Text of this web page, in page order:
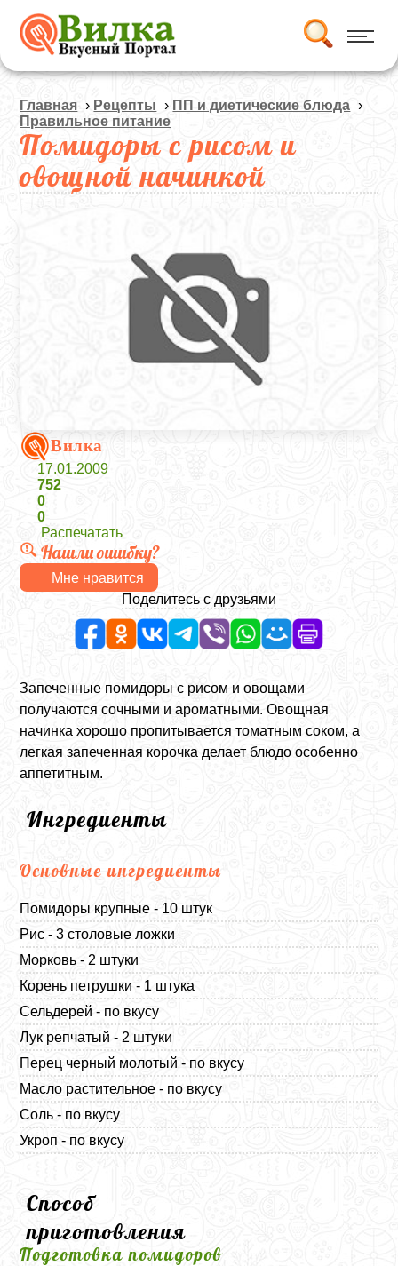
Главная › Рецепты › ПП и диетические блюда ›
Правильное питание
Помидоры с рисом и
овощной начинкой
Вилка
17.01.2009
752
0
0
Распечатать
Нашли ошибку?
Мне нравится
Поделитесь с друзьями
Запеченные помидоры с рисом и овощами
получаются сочными и ароматными. Овощная
начинка хорошо пропитывается томатным соком, а
легкая запеченная корочка делает блюдо особенно
аппетитным.
Ингредиенты
Основные ингредиенты
Помидоры крупные - 10 штук
Рис - 3 столовые ложки
Морковь - 2 штуки
Корень петрушки - 1 штука
Сельдерей - по вкусу
Лук репчатый - 2 штуки
Перец черный молотый - по вкусу
Масло растительное - по вкусу
Соль - по вкусу
Укроп - по вкусу
Способ
приготовления
Подготовка помидоров